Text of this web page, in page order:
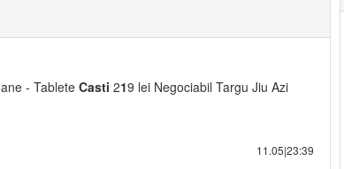
- TableteCasti 219 lei Negociabil Targu Jiu Azi
11.05|23:39